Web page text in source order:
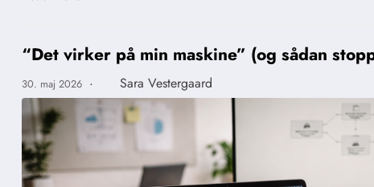
“Det virker på min maskine” (og sådan
30. maj 2026 · Sara Vestergaard